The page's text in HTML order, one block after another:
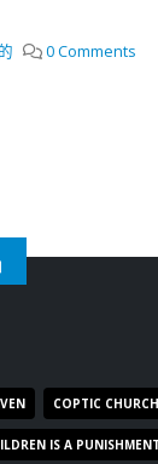
0 Comments
COPTIC
IS A